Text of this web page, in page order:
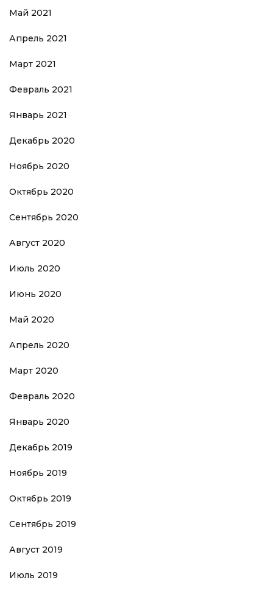
Май 2021
Апрель 2021
Март 2021
Февраль 2021
Январь 2021
Декабрь 2020
Ноябрь 2020
Октябрь 2020
Сентябрь 2020
Август 2020
Июль 2020
Июнь 2020
Май 2020
Апрель 2020
Март 2020
Февраль 2020
Январь 2020
Декабрь 2019
Ноябрь 2019
Октябрь 2019
Сентябрь 2019
Август 2019
Июль 2019